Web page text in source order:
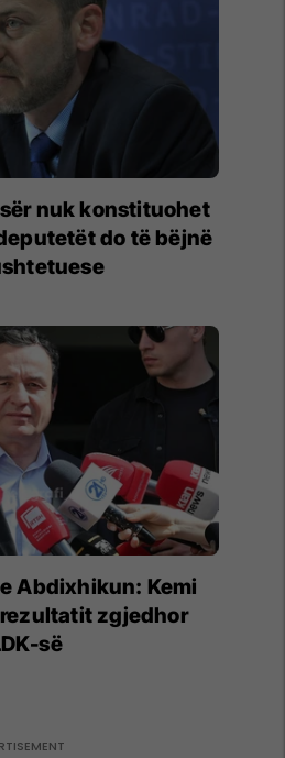
nuk konstituohet
do të bëjnë
Abdixhikun: Kemi
zgjedhor
së